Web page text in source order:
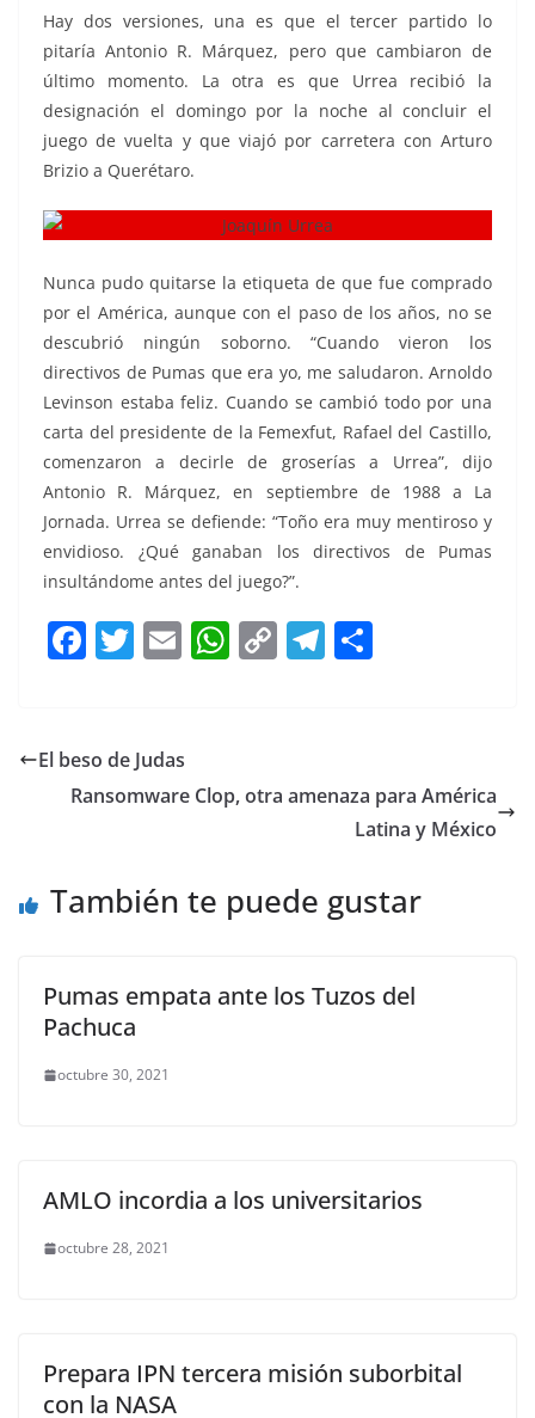
Hay dos versiones, una es que el tercer partido lo
pitaría Antonio R. Márquez, pero que cambiaron de
último momento. La otra es que Urrea recibió la
designación el domingo por la noche al concluir el
juego de vuelta y que viajó por carretera con Arturo
Brizio a Querétaro.
Nunca pudo quitarse la etiqueta de que fue comprado
por el América, aunque con el paso de los años, no se
descubrió ningún soborno. “Cuando vieron los
directivos de Pumas que era yo, me saludaron. Arnoldo
Levinson estaba feliz. Cuando se cambió todo por una
carta del presidente de la Femexfut, Rafael del Castillo,
comenzaron a decirle de groserías a Urrea”, dijo
Antonio R. Márquez, en septiembre de 1988 a La
Jornada. Urrea se defiende: “Toño era muy mentiroso y
envidioso. ¿Qué ganaban los directivos de Pumas
insultándome antes del juego?”.
F
e
b
k
T
er
E
l
W
A
C
Li
T
a
m
El beso de Judas
Ransomware Clop, otra amenaza para América
Latina y México
También te puede gustar
Pumas empata ante los Tuzos del
Pachuca
octubre 30, 2021
AMLO incordia a los universitarios
octubre 28, 2021
Prepara IPN tercera misión suborbital
con la NASA